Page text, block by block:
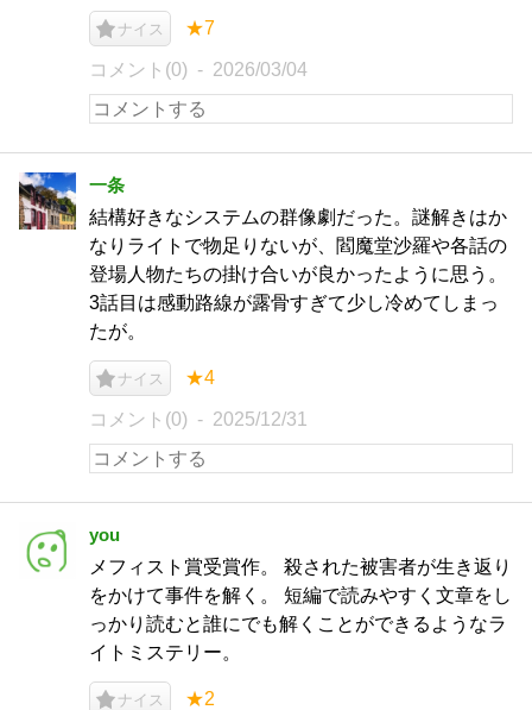
ナイス ★7
コメント(0) 2026/03/04
一条
結構好きなシステムの群像劇だった。謎解きはか
なりライトで物足りないが、閻魔堂沙羅や各話の
登場人物たちの掛け合いが良かったように思う。
3話目は感動路線が露骨すぎて少し冷めてしまっ
たが。
ナイス ★4
コメント(0) 2025/12/31
you
メフィスト賞受賞作。 殺された被害者が生き返り
をかけて事件を解く。 短編で読みやすく文章をし
っかり読むと誰にでも解くことができるようなラ
イトミステリー。
ナイス ★2